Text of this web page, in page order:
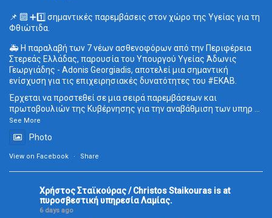
📌 🔟 ➕1️⃣ σημαντικές παρεμβάσεις στον χώρο της Υγείας για τη
Φθιώτιδα.
🚑 Η παραλαβή των 7 νέων ασθενοφόρων από την Περιφέρεια
Στερεάς Ελλάδας, παρουσία του Υπουργού Υγείας Άδωνις
Γεωργιάδης - Adonis Georgiadis, αποτελεί μια σημαντική
ενίσχυση για τις επιχειρησιακές δυνατότητες του #ΕΚΑΒ.
Έρχεται να προστεθεί σε μια σειρά παρεμβάσεων και
πρωτοβουλιών της Κυβέρνησης για την αναβάθμιση των υπηρ ...
See More
Photo
View on Facebook · Share
Χρήστος Σταϊκούρας / Christos Staikouras is at
πυροσβεστική υπηρεσία Λαμίας.
6 days ago